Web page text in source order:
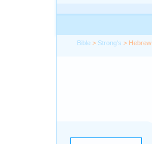
Bible > Strong's > Hebrew